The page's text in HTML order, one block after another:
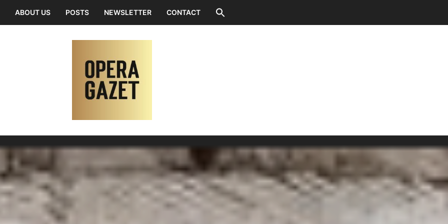
ABOUT US POSTS NEWSLETTER CONTACT